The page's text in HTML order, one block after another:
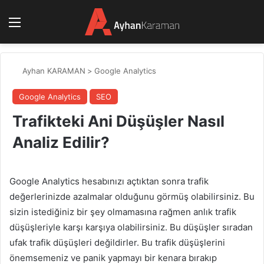
Ayhan KARAMAN > Google Analytics
Google Analytics SEO
Trafikteki Ani Düşüşler Nasıl
Analiz Edilir?
Google Analytics hesabınızı açtıktan sonra trafik
değerlerinizde azalmalar olduğunu görmüş olabilirsiniz. Bu
sizin istediğiniz bir şey olmamasına rağmen anlık trafik
düşüşleriyle karşı karşıya olabilirsiniz. Bu düşüşler sıradan
ufak trafik düşüşleri değildirler. Bu trafik düşüşlerini
önemsemeniz ve panik yapmayı bir kenara bırakıp